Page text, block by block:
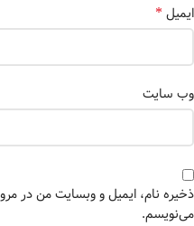
ایمیل *
وب‌ سایت
ذخیره نام، ایمیل و وبسایت من در
می‌نویسم.